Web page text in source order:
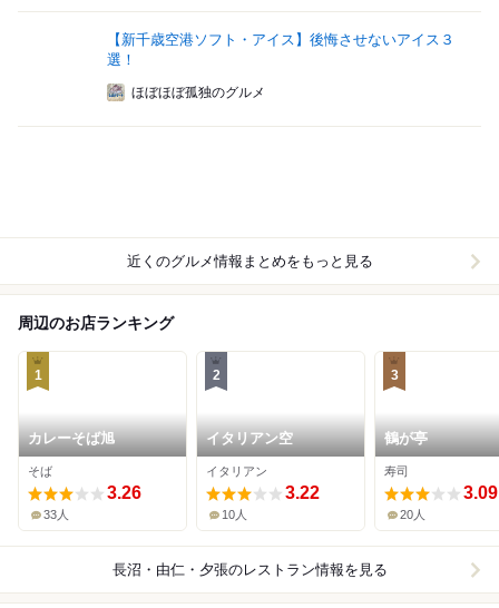
【新千歳空港ソフト・アイス】後悔させないアイス３
選！
ほぼほぼ孤独のグルメ
近くのグルメ情報まとめをもっと見る
周辺のお店ランキング
1
カレーそば旭
そば
3.26
33人
2
イタリアン空
イタリアン
3.22
10人
3
鶴が亭
寿司
3.09
20人
長沼・由仁・夕張のレストラン情報を見る